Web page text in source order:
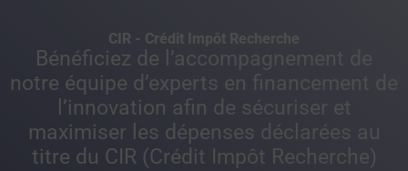
CIR - Crédit Impôt Recherche
Bénéficiez de l’accompagnement de
notre équipe d’experts en financement de
l’innovation afin de sécuriser et
maximiser les dépenses déclarées au
titre du CIR (Crédit Impôt Recherche)